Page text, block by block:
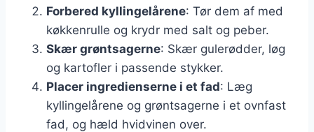
Forbered kyllingelårene: Tør dem af med
køkkenrulle og krydr med salt og peber.
Skær grøntsagerne: Skær gulerødder, løg
og kartofler i passende stykker.
Placer ingredienserne i et fad: Læg
kyllingelårene og grøntsagerne i et ovnfast
fad, og hæld hvidvinen over.